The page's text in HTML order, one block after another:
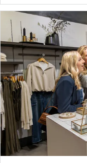
-
f
i
e
t
s
r
o
n
d
j